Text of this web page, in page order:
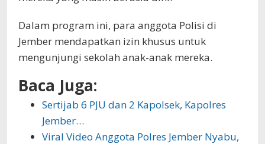
Dalam program ini, para anggota Polisi di
Jember mendapatkan izin khusus untuk
mengunjungi sekolah anak-anak mereka.
Baca Juga:
Sertijab 6 PJU dan 2 Kapolsek, Kapolres
Jember…
Viral Video Anggota Polres Jember Nyabu,